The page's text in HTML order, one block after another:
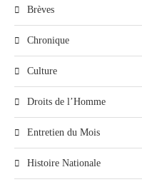
Brèves
Chronique
Culture
Droits de l’Homme
Entretien du Mois
Histoire Nationale